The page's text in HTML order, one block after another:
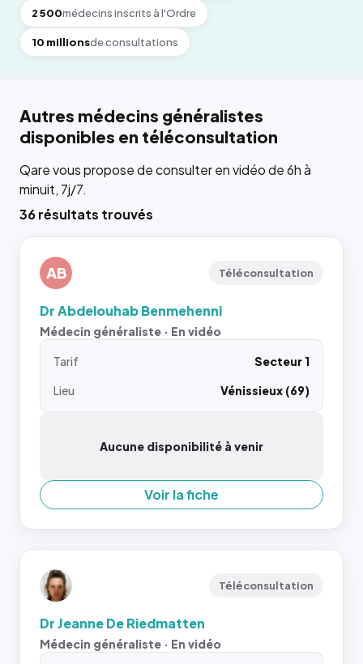
2 500médecins inscrits à l'Ordre
10 millionsde consultations
Autres médecins généralistes
disponibles en téléconsultation
Qare vous propose de consulter en vidéo de 6h à
minuit, 7j/7.
36 résultats trouvés
AB Téléconsultation
Dr Abdelouhab Benmehenni
Médecin généraliste · En vidéo
Tarif
Secteur 1
Lieu
Vénissieux (69)
Aucune disponibilité à venir
Voir la fiche
Téléconsultation
Dr Jeanne De Riedmatten
Médecin généraliste · En vidéo